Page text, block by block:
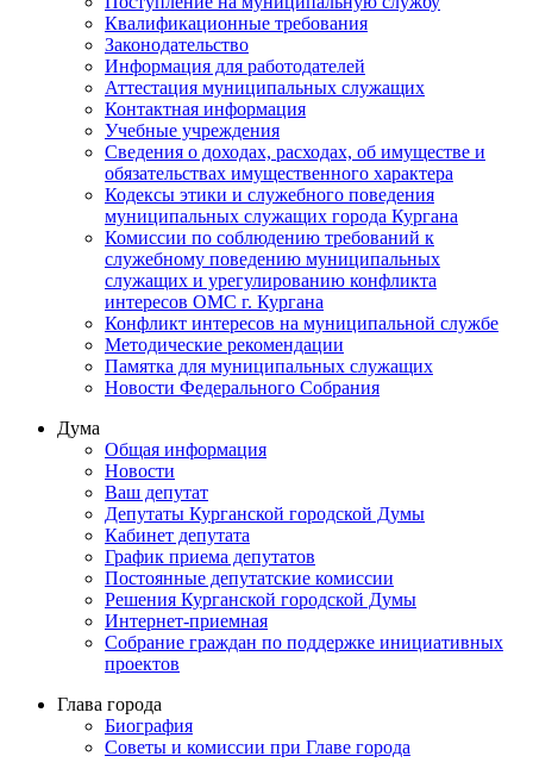
Квалификационные требования
Законодательство
Информация для работодателей
Аттестация муниципальных служащих
Контактная информация
Учебные учреждения
Сведения о доходах, расходах, об имуществе и
обязательствах имущественного характера
Кодексы этики и служебного поведения
муниципальных служащих города Кургана
Комиссии по соблюдению требований к
служебному поведению муниципальных
служащих и урегулированию конфликта
интересов ОМС г. Кургана
Конфликт интересов на муниципальной службе
Методические рекомендации
Памятка для муниципальных служащих
Новости Федерального Cобрания
Дума
Общая информация
Новости
Ваш депутат
Депутаты Курганской городской Думы
Кабинет депутата
График приема депутатов
Постоянные депутатские комиссии
Решения Курганской городской Думы
Интернет-приемная
Собрание граждан по поддержке инициативных
проектов
Глава города
Биография
Советы и комиссии при Главе города